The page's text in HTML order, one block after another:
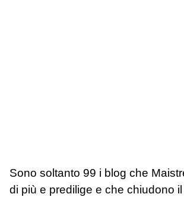
Sono soltanto 99 i blog che
di più e predilige e che chiudono